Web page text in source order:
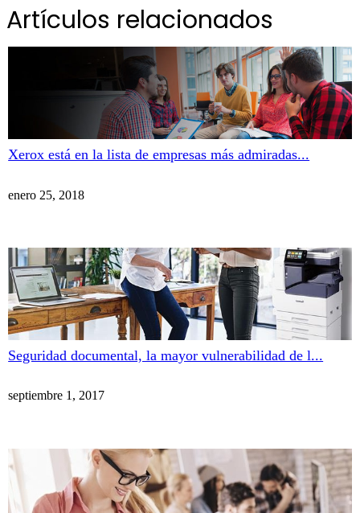
Artículos relacionados
Xerox está en la lista de empresas más admiradas...
enero 25, 2018
Seguridad documental, la mayor vulnerabilidad de l...
septiembre 1, 2017